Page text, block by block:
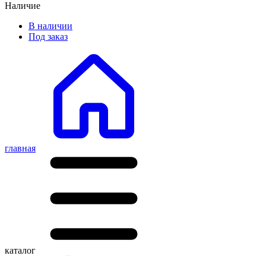
Наличие
В наличии
Под заказ
главная
каталог